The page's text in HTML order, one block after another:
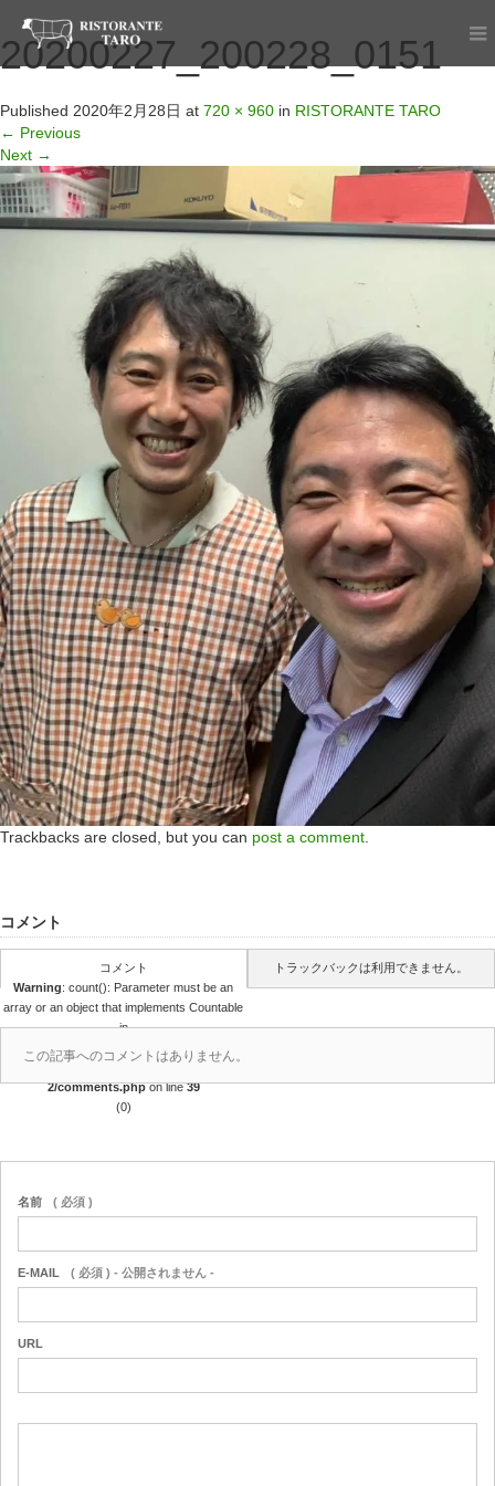
20200227_200228_0151
Published 2020年2月28日 at 720 × 960 in RISTORANTE TARO
← Previous
Next →
Trackbacks are closed, but you can post a comment.
コメント
コメント
Warning: count(): Parameter must be an
array or an object that implements Countable
in
/home/r4688280/public_html/takedataro.c
2/comments.phpon line39
(0)
トラックバックは利用できません。
この記事へのコメントはありません。
名前 ( 必須 )
E-MAIL ( 必須 ) - 公開されません -
URL